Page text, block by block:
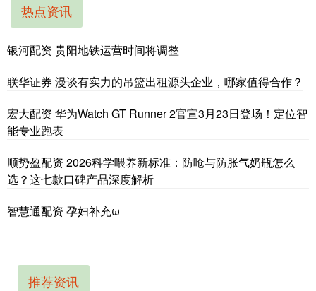
热点资讯
银河配资 贵阳地铁运营时间将调整
联华证券 漫谈有实力的吊篮出租源头企业，哪家值得合作？
宏大配资 华为Watch GT Runner 2官宣3月23日登场！定位智
能专业跑表
顺势盈配资 2026科学喂养新标准：防呛与防胀气奶瓶怎么
选？这七款口碑产品深度解析
智慧通配资 孕妇补充ω
推荐资讯